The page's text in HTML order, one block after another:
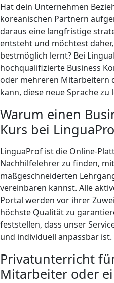
Hat dein Unternehmen
koreanischen Partnern
daraus eine langfristige
entsteht und möchtest
bestmöglich lernt? Bei
hochqualifizierte Business
oder mehreren Mitarbeitern
kann, diese neue Sprache zu
Warum einen
Kurs bei
LinguaProf ist die Online-
Nachhilfelehrer zu finden,
maßgeschneiderten
vereinbaren kannst. Alle
Portal werden vor ihrer
höchste Qualität zu
feststellen, dass unser
und individuell anpassbar ist.
Privatunterricht
Mitarbeiter oder